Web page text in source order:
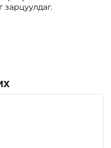
зарцуулдаг.